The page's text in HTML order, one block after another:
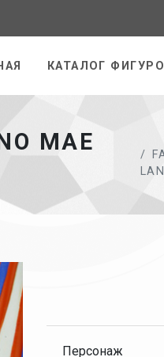
КАТАЛОГ
MAE
Персонаж